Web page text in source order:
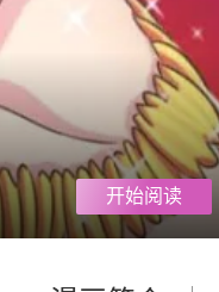
开始阅读